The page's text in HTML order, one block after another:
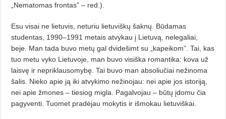
„Nematomas frontas” – red.).
Esu visai ne lietuvis, neturiu lietu­viškų šaknų. Būdamas
studentas, 1990–1991 metais atvykau į Lietuvą, nelegaliai,
beje. Man tada buvo metų gal dvidešimt su „kapeikom”. Tai, kas
tuo metu vyko Lietuvoje, man buvo visiška romantika: kova už
laisvę ir nepriklausomybę. Tai buvo man absoliučiai nežinoma
šalis. Nieko apie ją iki atvykimo nežinojau: nei apie jos istoriją,
nei apie žmones – tiesiog migla. Pagal­vojau – būtų įdomu čia
pagyventi. Tuomet pradėjau mokytis ir išmokau lietuviškai.